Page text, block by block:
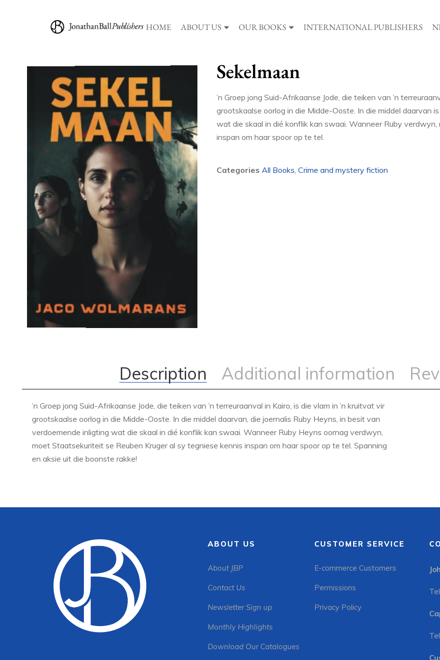
HOME ABOUT US OUR BOOKS INTERNATIONAL PUBLISHERS
Sekelmaan
’n Groep jong Suid-Afrikaanse Jode, die teiken van ’n
grootskaalse oorlog in die Midde-Ooste. In die middel daarvan
wat die skaal in dié konflik kan swaai. Wanneer Ruby
inspan om haar spoor op te tel.
Categories All Books, Crime and mystery fiction
Description Additional information
’n Groep jong Suid-Afrikaanse Jode, die teiken van ’n terreuraanval in Kairo, is die vlam in ’n kruitvat vir
grootskaalse oorlog in die Midde-Ooste. In die middel daarvan, die joernalis Ruby Heyns, in besit van
verdoemende inligting wat die skaal in dié konflik kan swaai. Wanneer Ruby Heyns oornag verdwyn,
moet Staatsekuriteit se Reuben Kruger al sy tegniese kennis inspan om haar spoor op te tel. Spanning
en aksie uit die boonste rakke!
ABOUT US
About JBP
Contact Us
Newsletter Sign up
Monthly Highlights
Download Our Catalogues
CUSTOMER SERVICE
E-commerce Customers
Permissions
Privacy Policy